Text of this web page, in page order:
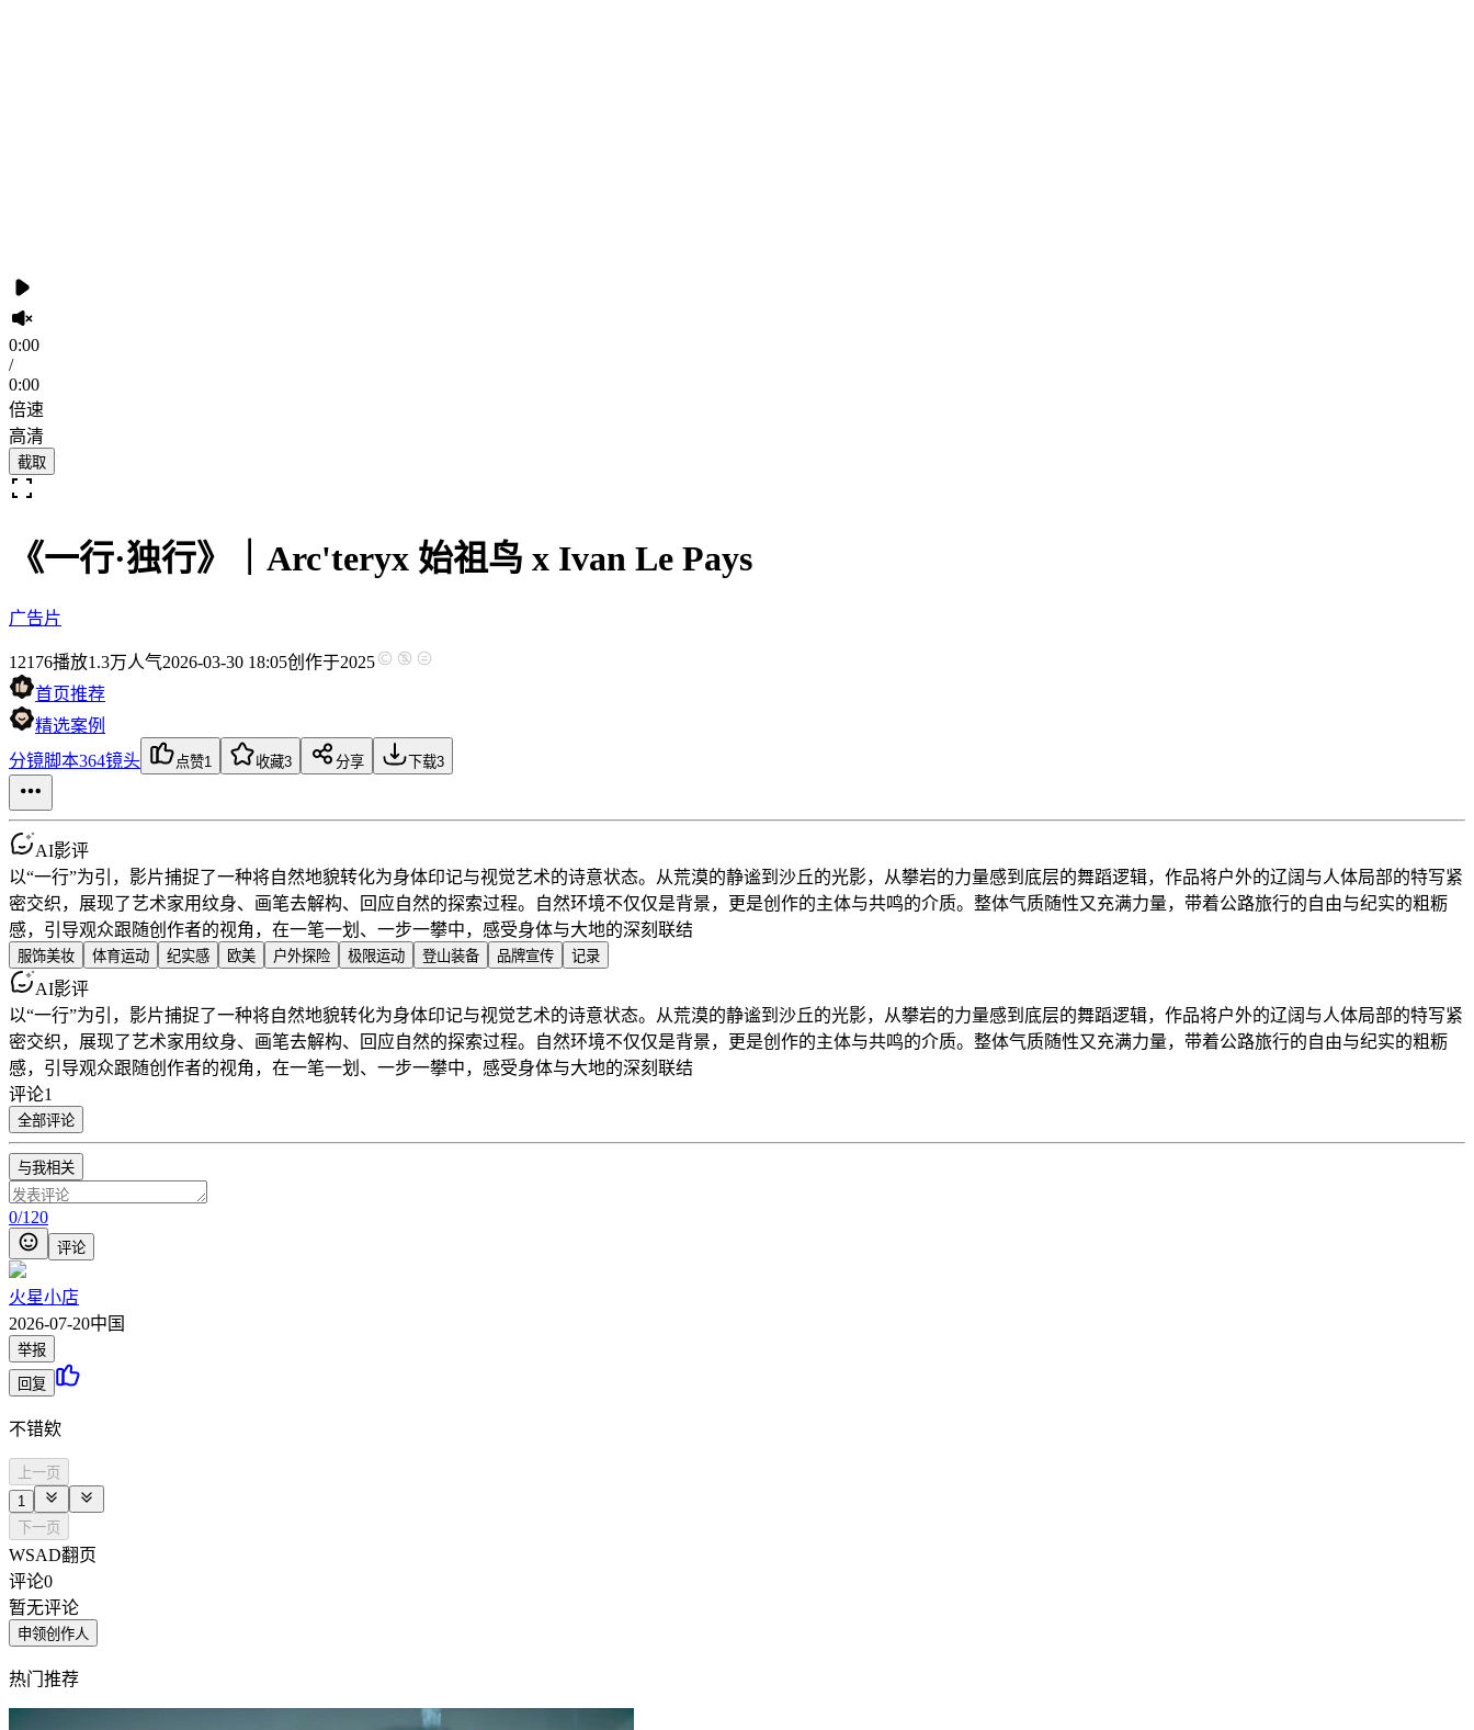
0:00
/
0:00
倍速
高清
截取
《一行·独行》｜Arc'teryx 始祖鸟 x Ivan Le Pays
广告片
12176播放1.3万人气2026-03-30 18:05创作于2025
首页推荐
精选案例
分镜脚本364镜头 点赞1 收藏3 分享 下载3
AI影评
以“一行”为引，影片捕捉了一种将自然地貌转化为身体印记与视觉艺术的诗意状态。从荒漠的静谧到沙丘的光影，从攀岩的力量感到底层的舞蹈逻辑，作品将户外的辽阔与人体局部的特写紧
密交织，展现了艺术家用纹身、画笔去解构、回应自然的探索过程。自然环境不仅仅是背景，更是创作的主体与共鸣的介质。整体气质随性又充满力量，带着公路旅行的自由与纪实的粗粝
感，引导观众跟随创作者的视角，在一笔一划、一步一攀中，感受身体与大地的深刻联结
服饰美妆 体育运动 纪实感 欧美 户外探险 极限运动 登山装备 品牌宣传 记录
AI影评
以“一行”为引，影片捕捉了一种将自然地貌转化为身体印记与视觉艺术的诗意状态。从荒漠的静谧到沙丘的光影，从攀岩的力量感到底层的舞蹈逻辑，作品将户外的辽阔与人体局部的特写紧
密交织，展现了艺术家用纹身、画笔去解构、回应自然的探索过程。自然环境不仅仅是背景，更是创作的主体与共鸣的介质。整体气质随性又充满力量，带着公路旅行的自由与纪实的粗粝
感，引导观众跟随创作者的视角，在一笔一划、一步一攀中，感受身体与大地的深刻联结
评论1
全部评论
与我相关
0/120
评论
火星小店
2026-07-20中国
举报
回复
不错欸
上一页
1
下一页
WSAD翻页
评论0
暂无评论
申领创作人
热门推荐